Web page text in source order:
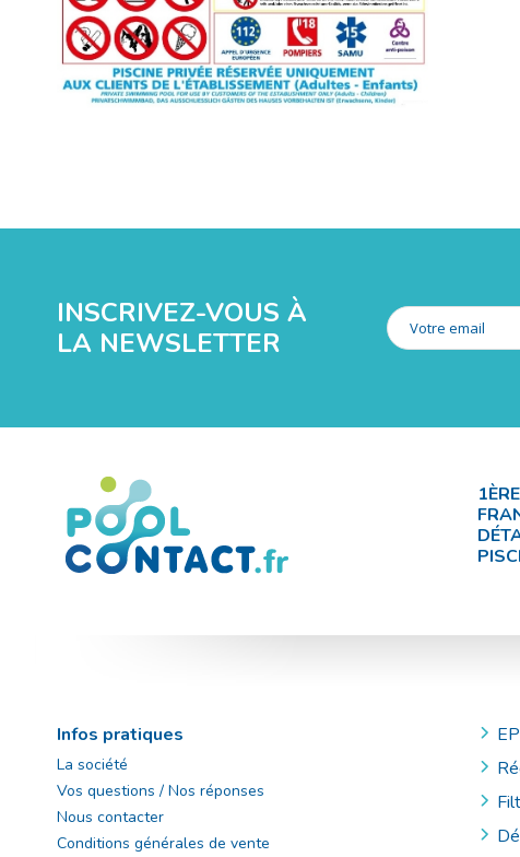
INSCRIVEZ-VOUS À
LA NEWSLETTER
Infos pratiques
La société
Vos questions / Nos réponses
Nous contacter
Conditions générales de vente